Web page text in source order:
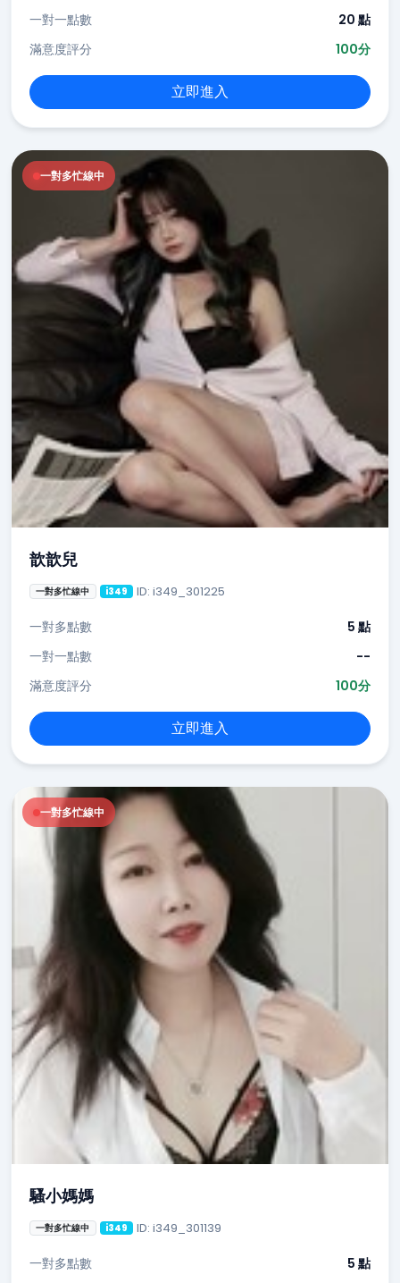
一對一點數
20 點
滿意度評分
100分
立即進入
一對多忙線中
歆歆兒
一對多忙線中 i349 ID: i349_301225
一對多點數
5 點
一對一點數
--
滿意度評分
100分
立即進入
一對多忙線中
騷小媽媽
一對多忙線中 i349 ID: i349_301139
一對多點數 5 點